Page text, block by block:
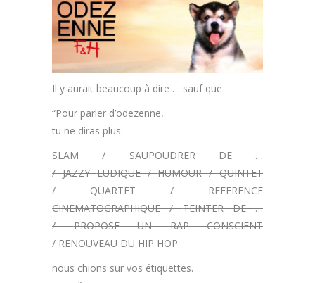
Il y aurait beaucoup à dire … sauf que :
“Pour parler d’odezenne,
tu ne diras plus:
SLAM /SAUPOUDRER DE …
/JAZZYLUDIQUE /HUMOUR /QUINTET
/QUARTET /REFERENCE
CINEMATOGRAPHIQUE /TEINTER DE …
/PROPOSE UN RAPCONSCIENT
/RENOUVEAU DU HIP HOP
nous chions sur vos étiquettes.